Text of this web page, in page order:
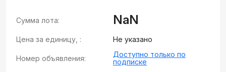
Сумма лота: NaN
Цена за единицу, : Не указано
Номер объявления:
Доступно только по
подписке